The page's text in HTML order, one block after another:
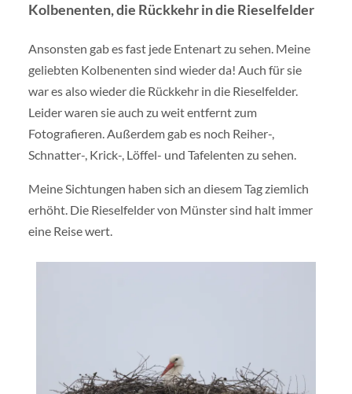
Kolbenenten, die Rückkehr in die Rieselfelder
Ansonsten gab es fast jede Entenart zu sehen. Meine
geliebten Kolbenenten sind wieder da! Auch für sie
war es also wieder die Rückkehr in die Rieselfelder.
Leider waren sie auch zu weit entfernt zum
Fotografieren. Außerdem gab es noch Reiher-,
Schnatter-, Krick-, Löffel- und Tafelenten zu sehen.
Meine Sichtungen haben sich an diesem Tag ziemlich
erhöht. Die Rieselfelder von Münster sind halt immer
eine Reise wert.